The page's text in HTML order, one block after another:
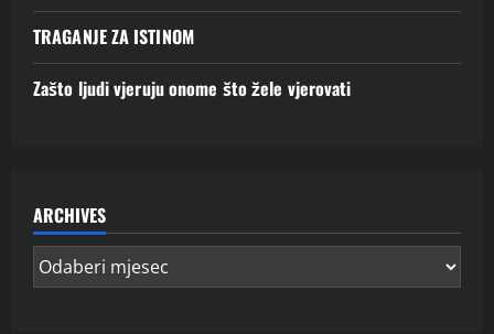
TRAGANJE ZA ISTINOM
Zašto ljudi vjeruju onome što žele vjerovati
ARCHIVES